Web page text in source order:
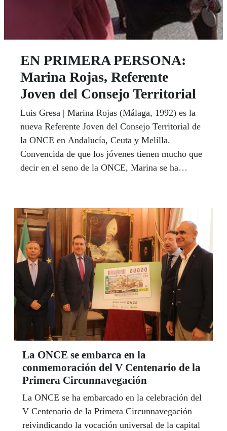
EN PRIMERA PERSONA:
Marina Rojas, Referente
Joven del Consejo Territorial
Luis Gresa | Marina Rojas (Málaga, 1992) es la
nueva Referente Joven del Consejo Territorial de
la ONCE en Andalucía, Ceuta y Melilla.
Convencida de que los jóvenes tienen mucho que
decir en el seno de la ONCE, Marina se ha
afiliados se acerquen y se impliquen más en la
vida institucional de la Organización. “Este
Consejo tiene muy en cuenta a los jóvenes”,
subraya. Rojas, que ultima sus estudios como
soprano, equipara la importancia de la Música a la
de las Matemáticas o la Literatura en el sistema
educativo.
La ONCE se embarca en la
conmemoración del V Centenario de la
Primera Circunnavegación
La ONCE se ha embarcado en la celebración del
V Centenario de la Primera Circunnavegación
reivindicando la vocación universal de la capital